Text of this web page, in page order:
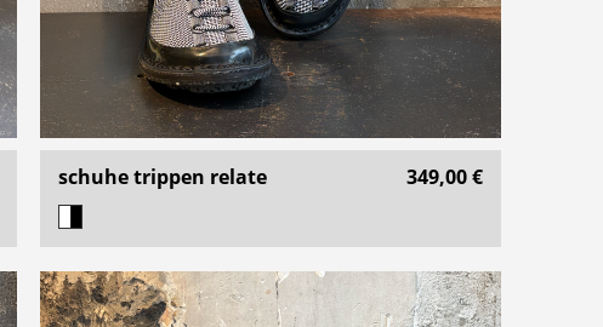
schuhe trippen relate 349,00 €